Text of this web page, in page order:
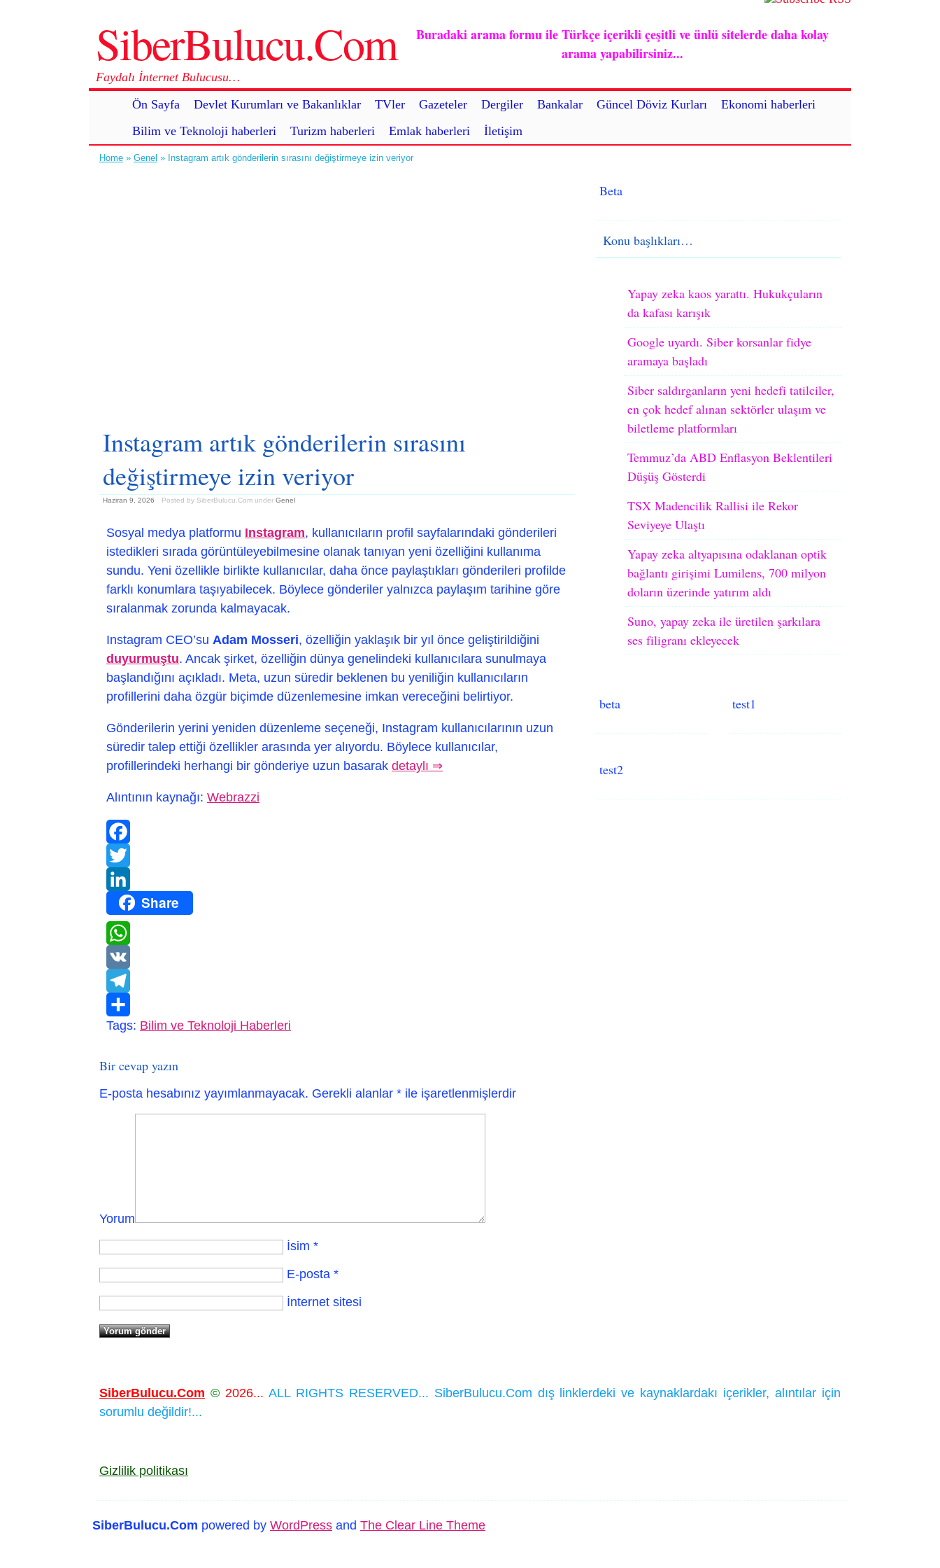
SiberBulucu.Com
Faydalı İnternet Bulucusu…
Ön Sayfa
Devlet Kurumları ve Bakanlıklar TVler Gazeteler Dergiler Bankalar Güncel Döviz Kurları
Ekonomi haberleri
Bilim ve Teknoloji haberleri
Turizm haberleri Emlak haberleri İletişim
Buradaki arama formu ile Türkçe içerikli çeşitli ve ünlü sitelerde daha kolay
arama yapabilirsiniz...
Home » Genel » Instagram artık gönderilerin sırasını değiştirmeye izin veriyor
Instagram artık gönderilerin sırasını
değiştirmeye izin veriyor
Haziran 9, 2026 Posted by SiberBulucu.Com under Genel
Sosyal medya platformu Instagram, kullanıcıların profil sayfalarındaki gönderileri
istedikleri sırada görüntüleyebilmesine olanak tanıyan yeni özelliğini kullanıma
sundu. Yeni özellikle birlikte kullanıcılar, daha önce paylaştıkları gönderileri profilde
farklı konumlara taşıyabilecek. Böylece gönderiler yalnızca paylaşım tarihine göre
sıralanmak zorunda kalmayacak.
Instagram CEO’su Adam Mosseri, özelliğin yaklaşık bir yıl önce geliştirildiğini
duyurmuştu. Ancak şirket, özelliğin dünya genelindeki kullanıcılara sunulmaya
başlandığını açıkladı. Meta, uzun süredir beklenen bu yeniliğin kullanıcıların
profillerini daha özgür biçimde düzenlemesine imkan vereceğini belirtiyor.
Gönderilerin yerini yeniden düzenleme seçeneği, Instagram kullanıcılarının uzun
süredir talep ettiği özellikler arasında yer alıyordu. Böylece kullanıcılar,
profillerindeki herhangi bir gönderiye uzun basarak detaylı ⇒
Alıntının kaynağı: Webrazzi
Facebook
Twitter
LinkedInShare
WhatsApp
VK
Telegram
Paylaş
Tags: Bilim ve Teknoloji Haberleri
Bir cevap yazın
E-posta hesabınız yayımlanmayacak. Gerekli alanlar * ile işaretlenmişlerdir
Yorum
İsim *
E-posta *
İnternet sitesi
Beta
Konu başlıkları…
Yapay zeka kaos yarattı. Hukukçuların
da kafası karışık
Google uyardı. Siber korsanlar fidye
aramaya başladı
Siber saldırganların yeni hedefi tatilciler,
en çok hedef alınan sektörler ulaşım ve
biletleme platformları
Temmuz’da ABD Enflasyon Beklentileri
Düşüş Gösterdi
TSX Madencilik Rallisi ile Rekor
Seviyeye Ulaştı
Yapay zeka altyapısına odaklanan optik
bağlantı girişimi Lumilens, 700 milyon
doların üzerinde yatırım aldı
Suno, yapay zeka ile üretilen şarkılara
ses filigranı ekleyecek
beta test1
test2
SiberBulucu.Com © 2026... ALL RIGHTS RESERVED... SiberBulucu.Com dış linklerdeki ve kaynaklardakı içerikler, alıntılar için
sorumlu değildir!...
Gizlilik politikası
SiberBulucu.Com powered by WordPress and The Clear Line Theme